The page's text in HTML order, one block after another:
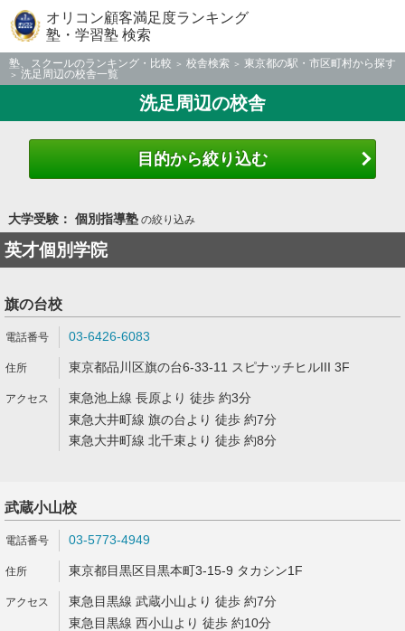
オリコン顧客満足度ランキング
塾・学習塾 検索
塾、スクールのランキング・比較 校舎検索
東京都の駅・市区町村から探す
洗足周辺の校舎一覧
洗足周辺の校舎
目的から絞り込む
大学受験： 個別指導塾の絞り込み
英才個別学院
旗の台校
03-6426-6083
東京都品川区旗の台6-33-11 スピナッチヒルIII 3F
東急池上線 長原より 徒歩 約3分
東急大井町線 旗の台より 徒歩 約7分
東急大井町線 北千束より 徒歩 約8分
武蔵小山校
03-5773-4949
東京都目黒区目黒本町3-15-9 タカシン1F
東急目黒線 武蔵小山より 徒歩 約7分
東急目黒線 西小山より 徒歩 約10分